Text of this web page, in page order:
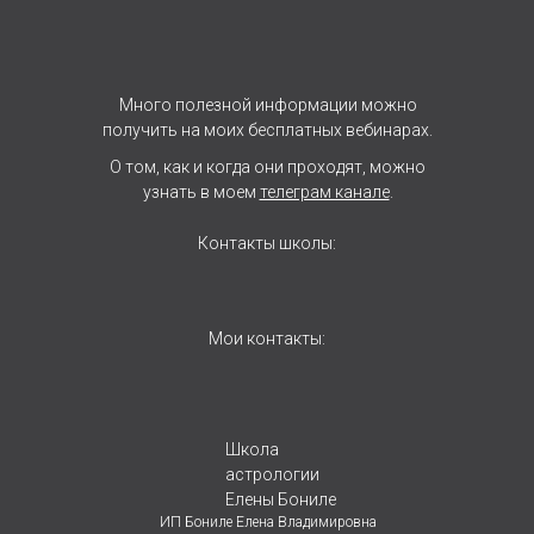
Много полезной информации можно
получить на моих бесплатных вебинарах.
ИП Бониле Елена Владимировна
Школа
астрологии
Елены Бониле
Контакты школы:
Мои контакты:
О том, как и когда они проходят, можно
узнать в моем телеграм канале.